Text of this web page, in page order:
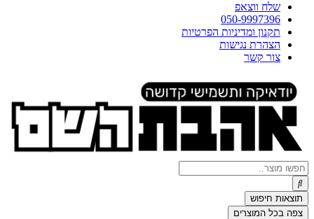
שלח ווצאפ
050-9997396
תקנון ומדיניות הפרטיות
הצהרת נגישות
צור קשר
Search
...
תוצאות חיפוש
צפה בכל המוצרים